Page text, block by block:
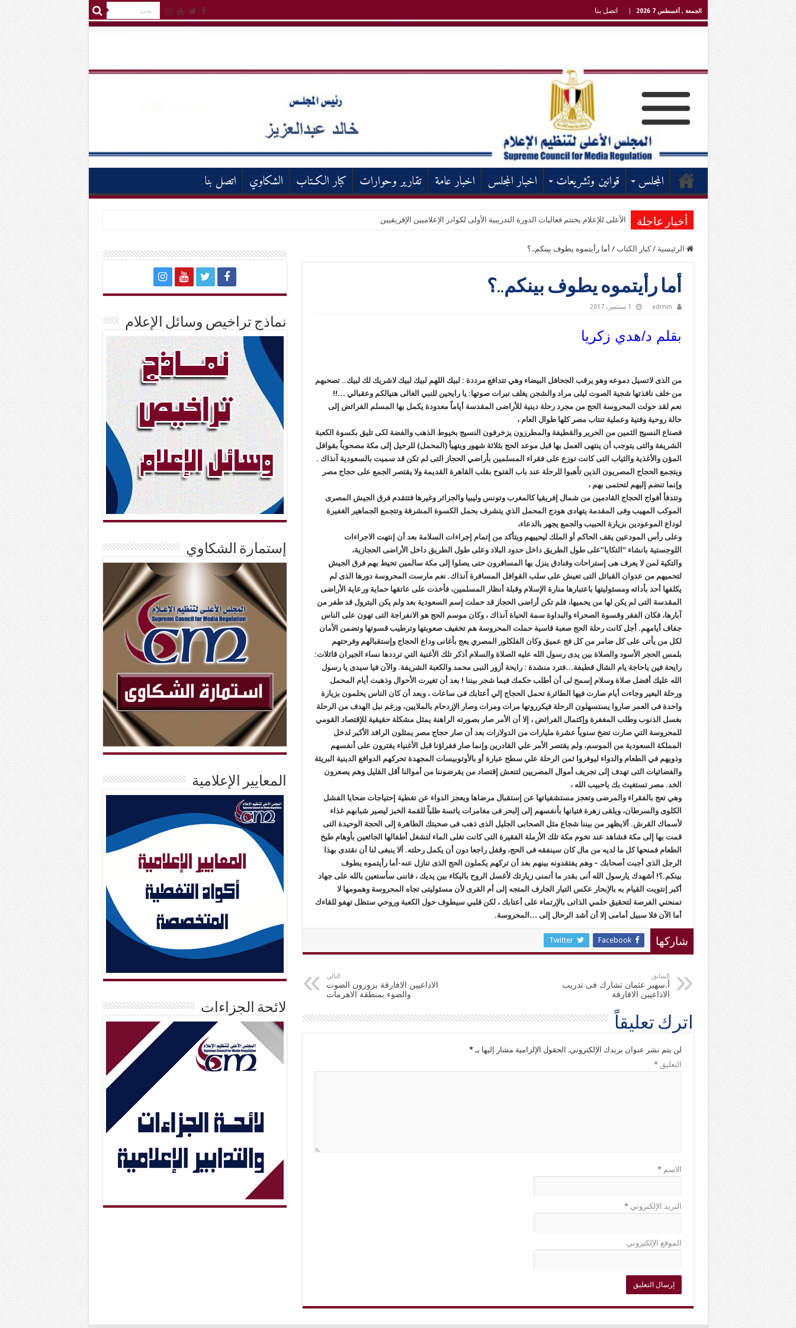
الجمعة , أغسطس 7 2026 اتصل بنا
المجلس قوانين وتشريعات اخبار المجلس اخبار عامة تقارير وحوارات كبار الكـتاب الشكاوي اتصل بنا
أخبار عاجلة الأعلى للإعلام يختتم فعاليات الدورة التدريبية الأولى لكوادر الإعلاميين الإفريقيين
الرئيسية / كبار الكتاب / أما رأيتموه يطوف بينكم..؟
أما رأيتموه يطوف بينكم..؟
admin 1 سبتمبر، 2017
بقلم د/هدي زكريا
من الذى لاتسيل دموعه وهو يرقب الجحافل البيضاء وهي تتدافع مرددة : لبيك اللهم لبيك لبيك لاشريك لك لبيك.. تصحبهم
من خلف نافذتها شجية الصوت ليلى مراد والشجن يغلف نبرات صوتها: يا رايحين للنبي الغالى هنيالكم وعقبالي …!!
نعم لقد حولت المحروسة الحج من مجرد رحلة دينية للأراضى المقدسة أياماً معدودة يكمل بها المسلم الفرائض إلى
حالة روحية وفنية وعملية تنتاب مصر كلها طوال العام ،
فصناع النسيج الثمين من الحرير والقطيفة والمطرزون يزخرفون النسيج بخيوط الذهب والفضة لكى تليق بكسوة الكعبة
الشريفة والتى يتوجب أن ينتهى العمل بها قبل موعد الحج بثلاثة شهور ويتهيأ (المحمل) للرحيل إلى مكة مصحوباً بقوافل
المؤن والأغذية والثياب التى كانت توزع على فقراء المسلمين بأراضي الحجاز التى لم تكن قد سميت بالسعودية آنذاك .
ويتجمع الحجاج المصريون الذين تأهبوا للرحلة عند باب الفتوح بقلب القاهرة القديمة ولا يقتصر الجمع على حجاج مصر
وإنما تنضم إليهم لتحتمى بهم ،
وتتدفأ أفواج الحجاج القادمين من شمال إفريقيا كالمغرب وتونس وليبيا والجزائر وغيرها فتتقدم فرق الجيش المصرى
الموكب المهيب وفى المقدمة يتهادى هودج المحمل الذي يتشرف بحمل الكسوة المشرفة وتتجمع الجماهير الغفيرة
لوداع الموعودين بزيارة الحبيب والجمع يجهر بالدعاء،
وعلى رأس المودعين يقف الحاكم أو الملك ليحييهم ويتأكد من إتمام إجراءات السلامة بعد أن إنتهت الاجراءات
اللوجستية بانشاء “التكايا”على طول الطريق داخل حدود البلاد وعلى طول الطريق داخل الأراضى الحجازية،
والتكية لمن لا يعرف هى إستراحات وفنادق ينزل بها المسافرون حتى يصلوا إلى مكة سالمين تحيط بهم فرق الجيش
لتحميهم من عدوان القبائل التى تعيش على سلب القوافل المسافرة آنذاك. نعم مارست المحروسة دورها الذى لم
يكلفها أحد بأدائه ومسئوليتها باعتبارها منارة الإسلام وقبلة أنظار المسلمين، فأخذت على عاتقها حماية ورعاية الأراضى
المقدسة التى لم يكن لها من يحميها، فلم تكن أراضى الحجاز قد حملت إسم السعودية بعد ولم يكن البترول قد طفر من
آبارها، فكان الفقر وقسوة الصحراء والبداوة سمة الحياة آنذاك ، وكان موسم الحج هو الانفراجة التى تهون على الناس
جفاف أيامهم. أجل كانت رحلة الحج صعبة قاسية حملت المحروسة هم تخفيف صعوبتها وترطيب قسوتها وتضمن الأمان
لكل من يأتى على كل ضامر من كل فج عميق وكان الفلكلور المصري يعج بأغانى وداع الحجاج وإستقبالهم وفرحتهم
بلمس الحجر الأسود والصلاة بين يدى رسول الله عليه الصلاة والسلام أذكر تلك الأغنية التي ترددها نساء الجيران قائلات:
رايحة فين ياحاجة يام الشال قطيفة…فترد منشدة : رايحة أزور النبى محمد والكعبة الشريفة. والآن فيا سيدى يا رسول
الله عليك أفضل صلاة وسلام إسمح لى أن أطلب حكمك فيما شجر بيننا ! بعد أن تغيرت الأحوال وذهبت أيام المحمل
ورحلة البعير وجاءت أيام صارت فيها الطائرة تحمل الحجاج إلي أعتابك فى ساعات ، وبعد أن كان الناس يحلمون بزيارة
واحدة فى العمر صاروا يستسهلون الرحلة فيكررونها مرات ومرات وصار الإزدحام بالملايين، ورغم نبل الهدف من الرحلة
بغسل الذنوب وطلب المغفرة وإكتمال الفرائض ، إلا أن الأمر صار بصورته الراهنة يمثل مشكلة حقيقية للإقتصاد القومي
للمحروسة التي صارت تضخ سنوياً عشرة مليارات من الدولارات بعد أن صار حجاج مصر يمثلون الرافد الأكبر لدخل
المملكة السعودية من الموسم، ولم يقتصر الأمر علي القادرين وإنما صار فقراؤنا قبل الأغنياء يقترون على أنفسهم
وذويهم في الطعام والدواء ليوفروا ثمن الرحلة علي سطح عبارة أو بالأوتوبيسات المجهدة تحركهم الدوافع الدينية البريئة
والفضائيات التى تهدف إلى تجريف أموال المصريين لتنعش إقتصاد من يقرضوننا من أموالنا أقل القليل وهم يصعرون
الخد. مصر تستغيث بك ياحبيب الله ،
وهي تعج بالفقراء والمرضى وتعجز مستشفياتها عن إستقبال مرضاها ويعجز الدواء عن تغطية إحتياجات ضحايا الفشل
الكلوى والسرطان،ويلقى زهرة فتيانها بأنفسهم إلى إلبحر فى مغامرات يائسة طلباً للقمة الخبز ليصير شبابهم غذاء
لأسماك القرش. ألايظهر من بيننا شجاع مثل الصحابى الجليل الذى ذهب فى صحبتك الطاهرة إلى الحجة الوحيدة التى
قمت بها إلى مكة فشاهد عند تخوم مكة تلك الأرملة الفقيرة التى كانت تغلى الماء لتشغل أطفالها الجائعين بأوهام طبخ
الطعام فمنحها كل ما لديه من مال كان سينفقه فى الحج، وقفل راجعا دون أن يكمل رحلته. ألا ينبغى لنا أن نقتدى بهذا
الرجل الذى أجبت أصحابك – وهم يفتقدونه بينهم بعد أن تركهم يكملون الحج الذى تنازل عنه-أما رأيتموه يطوف
بينكم.؟! أشهدك يارسول الله أنى بقدر ما أتمنى زيارتك لأغسل الروح بالبكاء بين يديك ، فاننى سأستعين بالله على جهاد
أكبر إنتويت القيام به بالإبحار عكس التيار الجارف المتجه إلى أم القرى لأن مسئوليتى تجاه المحروسة وهمومها لا
تمنحني الفرصة لتحقيق حلمي الذاتى بالإرتماء على أعتابك ، لكن قلبي سيطوف حول الكعبة وروحي ستظل تهفو للقاءك
أما الآن فلا سبيل أمامى إلا أن أشد الرحال إلى …المحروسة.
شاركها Facebook
Twitter
السابق
أ.سهير عثمان تشارك فى تدريب
الاذاعيين الافارقة
التالي
الاذاعيين الافارقة يزورون الصوت
والضوء بمنطقة الاهرمات
اترك تعليقاً
لن يتم نشر عنوان بريدك الإلكتروني. الحقول الإلزامية مشار إليها بـ*
التعليق*
الاسم*
البريد الإلكتروني*
الموقع الإلكتروني
نماذج تراخيص وسائل الإعلام
إستمارة الشكاوي
المعايير الإعلامية
لائحة الجزاءات